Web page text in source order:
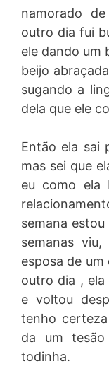
namorado
outro dia fui
ele dando um
beijo
sugando a
dela que ele
Então ela sai
mas sei que
eu como ela
semana
semanas
esposa de
outro dia , ela
e voltou
tenho
da um
todinha.